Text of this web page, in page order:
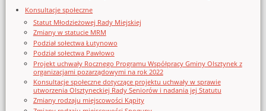
Konsultacje społeczne
Statut Młodzieżowej Rady Miejskiej
Zmiany w statucie MRM
Podział sołectwa Łutynowo
Podział sołectwa Pawłowo
Projekt uchwały Rocznego Programu Współpracy Gminy Olsztynek z
organizacjami pozarządowymi na rok 2022
Konsultacje społeczne dotyczące projektu uchwały w sprawie
utworzenia Olsztyneckiej Rady Seniorów i nadania jej Statutu
Zmiany rodzaju miejscowości Kąpity